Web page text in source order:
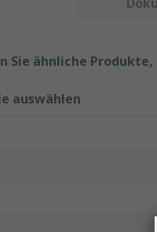
Sie ähnliche
auswählen